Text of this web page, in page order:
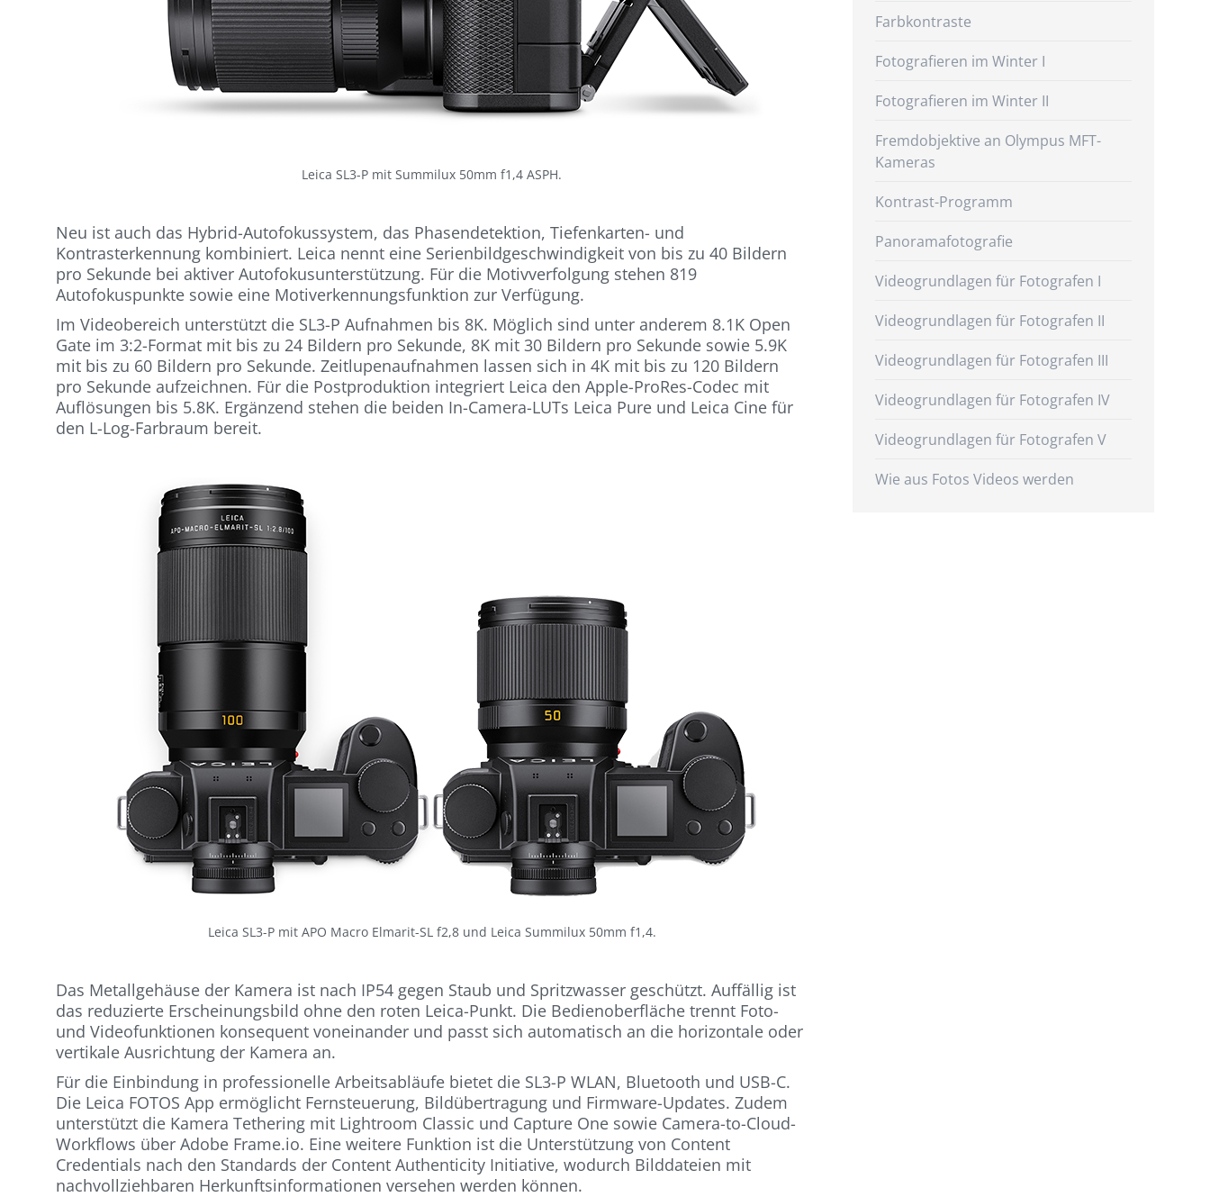
Leica SL3-P mit Summilux 50mm f1,4 ASPH.
Neu ist auch das Hybrid-Autofokussystem, das Phasendetektion, Tiefenkarten- und
Kontrasterkennung kombiniert. Leica nennt eine Serienbildgeschwindigkeit von bis zu 40 Bildern
pro Sekunde bei aktiver Autofokusunterstützung. Für die Motivverfolgung stehen 819
Autofokuspunkte sowie eine Motiverkennungsfunktion zur Verfügung.
Im Videobereich unterstützt die SL3-P Aufnahmen bis 8K. Möglich sind unter anderem 8.1K Open
Gate im 3:2-Format mit bis zu 24 Bildern pro Sekunde, 8K mit 30 Bildern pro Sekunde sowie 5.9K
mit bis zu 60 Bildern pro Sekunde. Zeitlupenaufnahmen lassen sich in 4K mit bis zu 120 Bildern
pro Sekunde aufzeichnen. Für die Postproduktion integriert Leica den Apple-ProRes-Codec mit
Auflösungen bis 5.8K. Ergänzend stehen die beiden In-Camera-LUTs Leica Pure und Leica Cine für
den L-Log-Farbraum bereit.
Leica SL3-P mit APO Macro Elmarit-SL f2,8 und Leica Summilux 50mm f1,4.
Das Metallgehäuse der Kamera ist nach IP54 gegen Staub und Spritzwasser geschützt. Auffällig ist
das reduzierte Erscheinungsbild ohne den roten Leica-Punkt. Die Bedienoberfläche trennt Foto-
und Videofunktionen konsequent voneinander und passt sich automatisch an die horizontale oder
vertikale Ausrichtung der Kamera an.
Für die Einbindung in professionelle Arbeitsabläufe bietet die SL3-P WLAN, Bluetooth und USB-C.
Die Leica FOTOS App ermöglicht Fernsteuerung, Bildübertragung und Firmware-Updates. Zudem
unterstützt die Kamera Tethering mit Lightroom Classic und Capture One sowie Camera-to-Cloud-
Workflows über Adobe Frame.io. Eine weitere Funktion ist die Unterstützung von Content
Credentials nach den Standards der Content Authenticity Initiative, wodurch Bilddateien mit
nachvollziehbaren Herkunftsinformationen versehen werden können.
Farbkontraste
Fotografieren im Winter I
Fotografieren im Winter II
Fremdobjektive an Olympus MFT-
Kameras
Kontrast-Programm
Panoramafotografie
Videogrundlagen für Fotografen I
Videogrundlagen für Fotografen II
Videogrundlagen für Fotografen III
Videogrundlagen für Fotografen IV
Videogrundlagen für Fotografen V
Wie aus Fotos Videos werden